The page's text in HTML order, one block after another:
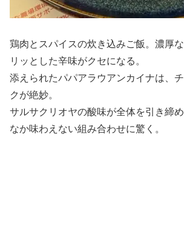
鶏肉とスパイスの炊き込みご飯。濃厚
リッとした辛味がクセになる。
添えられたパパアラウアンカイナは、
クが絶妙。
サルサクリオヤの酸味が全体を引き締
なか味わえない組み合わせに驚く。